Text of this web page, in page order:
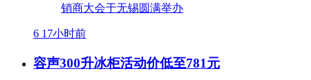
6 17小时前
容声300升冰柜活动价低至781元